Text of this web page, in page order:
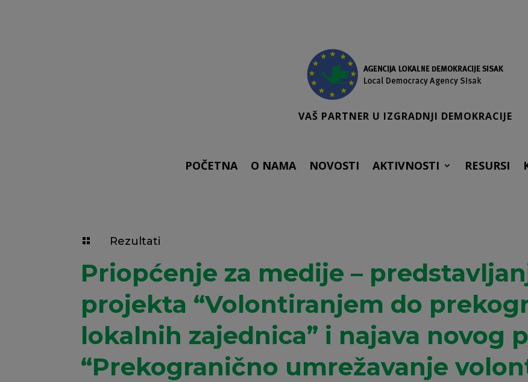
VAŠ PARTNER U IZGRADNJI DEMOKRACIJE
POČETNA O NAMA NOVOSTI AKTIVNOSTI RESURSI
 Rezultati
Priopćenje za medije –
projekta “Volontiranjem do
lokalnih zajednica” i najava novog
“Prekogranično umrežavanje